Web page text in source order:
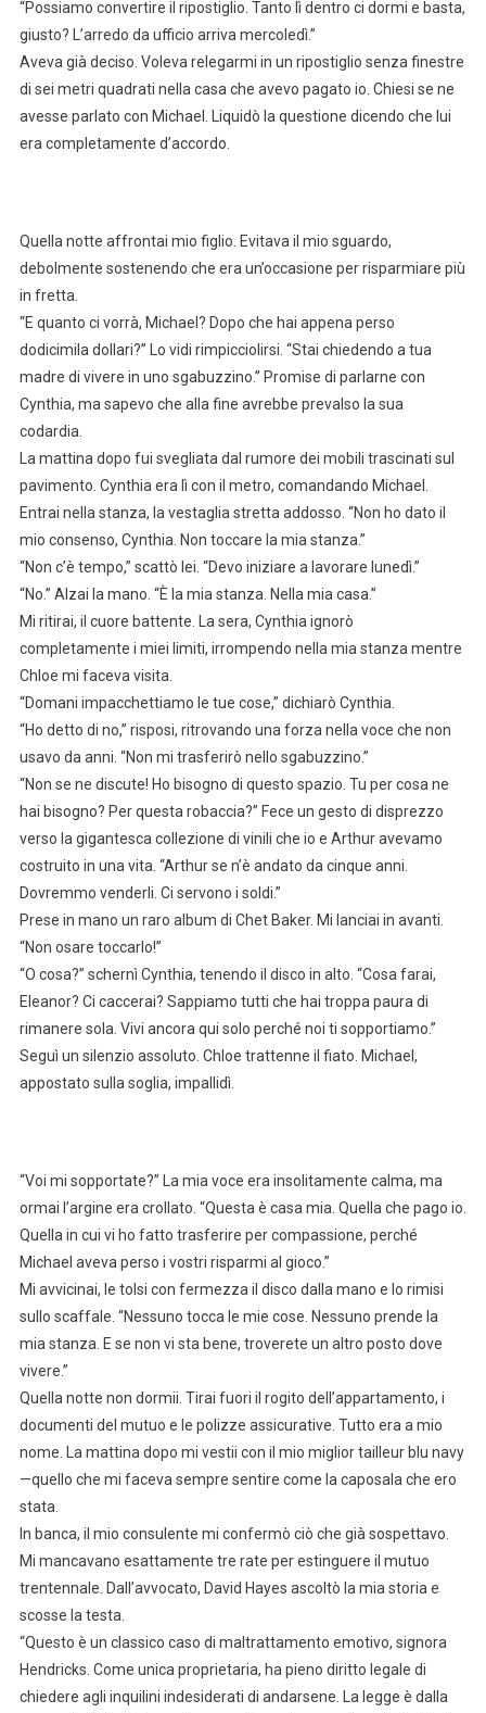
“Possiamo convertire il ripostiglio. Tanto lì dentro ci dormi e basta,
giusto? L’arredo da ufficio arriva mercoledì.”
Aveva già deciso. Voleva relegarmi in un ripostiglio senza finestre
di sei metri quadrati nella casa che avevo pagato io. Chiesi se ne
avesse parlato con Michael. Liquidò la questione dicendo che lui
era completamente d’accordo.
Quella notte affrontai mio figlio. Evitava il mio sguardo,
debolmente sostenendo che era un’occasione per risparmiare più
in fretta.
“E quanto ci vorrà, Michael? Dopo che hai appena perso
dodicimila dollari?” Lo vidi rimpicciolirsi. “Stai chiedendo a tua
madre di vivere in uno sgabuzzino.” Promise di parlarne con
Cynthia, ma sapevo che alla fine avrebbe prevalso la sua
codardia.
La mattina dopo fui svegliata dal rumore dei mobili trascinati sul
pavimento. Cynthia era lì con il metro, comandando Michael.
Entrai nella stanza, la vestaglia stretta addosso. “Non ho dato il
mio consenso, Cynthia. Non toccare la mia stanza.”
“Non c’è tempo,” scattò lei. “Devo iniziare a lavorare lunedì.”
“No.” Alzai la mano. “È la mia stanza. Nella mia casa.”
Mi ritirai, il cuore battente. La sera, Cynthia ignorò
completamente i miei limiti, irrompendo nella mia stanza mentre
Chloe mi faceva visita.
“Domani impacchettiamo le tue cose,” dichiarò Cynthia.
“Ho detto di no,” risposi, ritrovando una forza nella voce che non
usavo da anni. “Non mi trasferirò nello sgabuzzino.”
“Non se ne discute! Ho bisogno di questo spazio. Tu per cosa ne
hai bisogno? Per questa robaccia?” Fece un gesto di disprezzo
verso la gigantesca collezione di vinili che io e Arthur avevamo
costruito in una vita. “Arthur se n’è andato da cinque anni.
Dovremmo venderli. Ci servono i soldi.”
Prese in mano un raro album di Chet Baker. Mi lanciai in avanti.
“Non osare toccarlo!”
“O cosa?” schernì Cynthia, tenendo il disco in alto. “Cosa farai,
Eleanor? Ci caccerai? Sappiamo tutti che hai troppa paura di
rimanere sola. Vivi ancora qui solo perché noi ti sopportiamo.”
Seguì un silenzio assoluto. Chloe trattenne il fiato. Michael,
appostato sulla soglia, impallidì.
“Voi mi sopportate?” La mia voce era insolitamente calma, ma
ormai l’argine era crollato. “Questa è casa mia. Quella che pago io.
Quella in cui vi ho fatto trasferire per compassione, perché
Michael aveva perso i vostri risparmi al gioco.”
Mi avvicinai, le tolsi con fermezza il disco dalla mano e lo rimisi
sullo scaffale. “Nessuno tocca le mie cose. Nessuno prende la
mia stanza. E se non vi sta bene, troverete un altro posto dove
vivere.”
Quella notte non dormii. Tirai fuori il rogito dell’appartamento, i
documenti del mutuo e le polizze assicurative. Tutto era a mio
nome. La mattina dopo mi vestii con il mio miglior tailleur blu navy
—quello che mi faceva sempre sentire come la caposala che ero
stata.
In banca, il mio consulente mi confermò ciò che già sospettavo.
Mi mancavano esattamente tre rate per estinguere il mutuo
trentennale. Dall’avvocato, David Hayes ascoltò la mia storia e
scosse la testa.
“Questo è un classico caso di maltrattamento emotivo, signora
Hendricks. Come unica proprietaria, ha pieno diritto legale di
chiedere agli inquilini indesiderati di andarsene. La legge è dalla